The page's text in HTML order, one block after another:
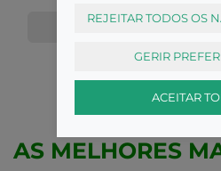
AS MELHORES
REJEITAR TODOS OS
GERIR
ACEITAR